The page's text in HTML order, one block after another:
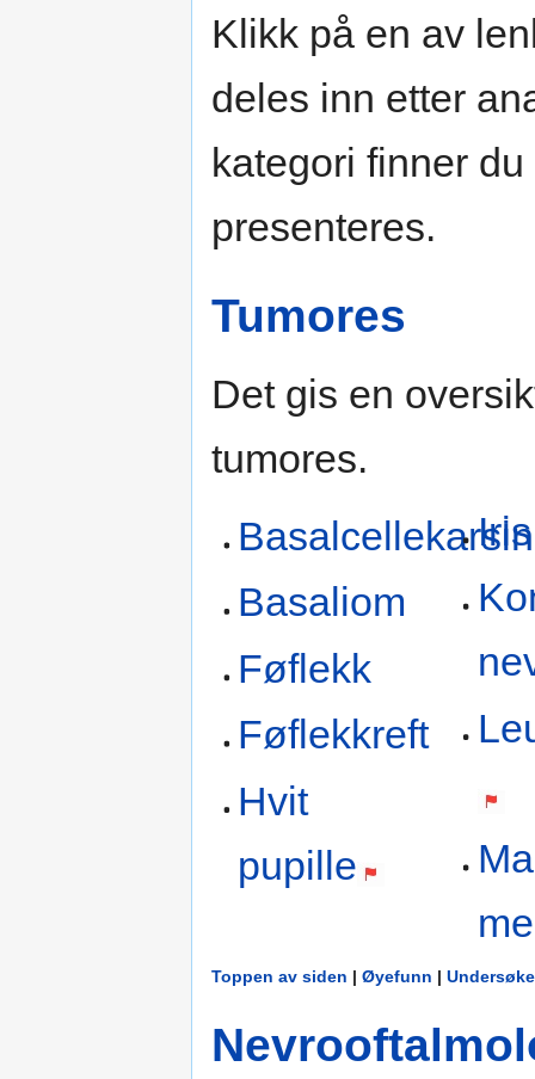
Klikk på en av
deles inn etter
kategori finner
presenteres.
Tumores
Det gis en
tumores.
Basaliom
Føflekk
Føflekkreft
Hvit
pupille
Toppen av siden | Øyefunn |